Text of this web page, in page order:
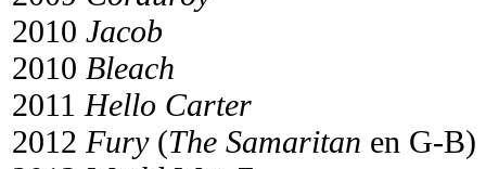
2010 Jacob
2010 Bleach
2011 Hello Carter
2012 Fury(The Samaritan en G-B)